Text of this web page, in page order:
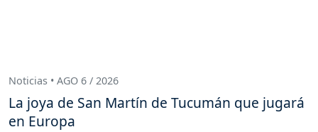
Noticias • AGO 6 / 2026
La joya de San Martín de Tucumán que jugará
en Europa